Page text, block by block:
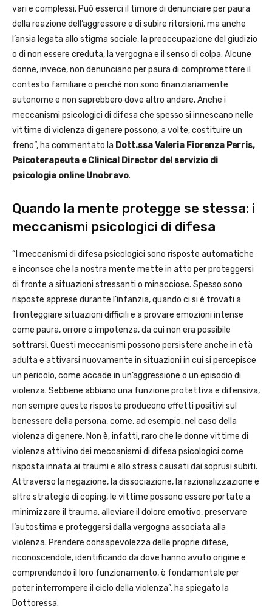
vari e complessi. Può esserci il timore di denunciare per paura
della reazione dell’aggressore e di subire ritorsioni, ma anche
l’ansia legata allo stigma sociale, la preoccupazione del giudizio
o di non essere creduta, la vergogna e il senso di colpa. Alcune
donne, invece, non denunciano per paura di compromettere il
contesto familiare o perché non sono finanziariamente
autonome e non saprebbero dove altro andare. Anche i
meccanismi psicologici di difesa che spesso si innescano nelle
vittime di violenza di genere possono, a volte, costituire un
freno”, ha commentato la Dott.ssa Valeria Fiorenza Perris,
Psicoterapeuta e Clinical Director del servizio di
psicologia online Unobravo.
Quando la mente protegge se stessa: i
meccanismi psicologici di difesa
“I meccanismi di difesa psicologici sono risposte automatiche
e inconsce che la nostra mente mette in atto per proteggersi
di fronte a situazioni stressanti o minacciose. Spesso sono
risposte apprese durante l’infanzia, quando ci si è trovati a
fronteggiare situazioni difficili e a provare emozioni intense
come paura, orrore o impotenza, da cui non era possibile
sottrarsi. Questi meccanismi possono persistere anche in età
adulta e attivarsi nuovamente in situazioni in cui si percepisce
un pericolo, come accade in un’aggressione o un episodio di
violenza. Sebbene abbiano una funzione protettiva e difensiva,
non sempre queste risposte producono effetti positivi sul
benessere della persona, come, ad esempio, nel caso della
violenza di genere. Non è, infatti, raro che le donne vittime di
violenza attivino dei meccanismi di difesa psicologici come
risposta innata ai traumi e allo stress causati dai soprusi subiti.
Attraverso la negazione, la dissociazione, la razionalizzazione e
altre strategie di coping, le vittime possono essere portate a
minimizzare il trauma, alleviare il dolore emotivo, preservare
l’autostima e proteggersi dalla vergogna associata alla
violenza. Prendere consapevolezza delle proprie difese,
riconoscendole, identificando da dove hanno avuto origine e
comprendendo il loro funzionamento, è fondamentale per
poter interrompere il ciclo della violenza”, ha spiegato la
Dottoressa.